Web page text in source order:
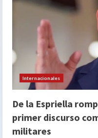
Internacionales
De la Espriella
primer discurso
militares